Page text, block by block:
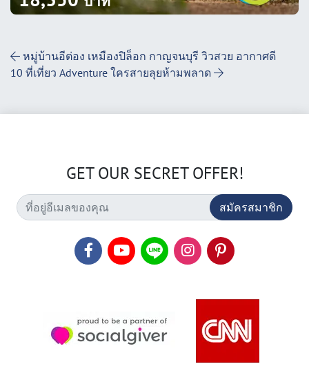
Post Navigation
หมู่บ้านอีต่อง เหมืองปิล็อก กาญจนบุรี วิวสวย อากาศดี
10 ที่เที่ยว Adventure ใครสายลุยห้ามพลาด
GET OUR SECRET OFFER!
สมัครสมาชิก